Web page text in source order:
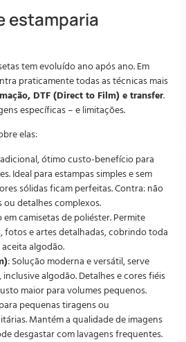
estamparia
tem evoluído ano após ano. Em
praticamente todas as técnicas mais
DTF (Direct to Film) e transfer.
específicas – e limitações.
elas:
ótimo custo-benefício para
Ideal para estampas simples e sem
sólidas ficam perfeitas. Contra: não
detalhes complexos.
em camisetas de poliéster. Permite
fotos e artes detalhadas, cobrindo toda
algodão.
: Solução moderna e versátil, serve
algodão. Detalhes e cores fiéis
maior para volumes pequenos.
pequenas tiragens ou
Mantém a qualidade de imagens
desgastar com lavagens frequentes.